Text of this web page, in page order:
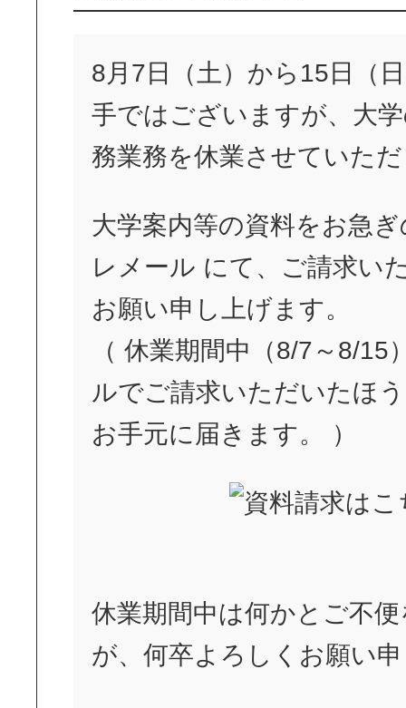
8月7日（土）から15日（
手ではございますが、大
務業務を休業させていた
大学案内等の資料をお急
レメール にて、ご請求い
お願い申し上げます。
（ 休業期間中（8/7～8/15
ルでご請求いただいたほ
お手元に届きます。 ）
休業期間中は何かとご不
が、何卒よろしくお願い